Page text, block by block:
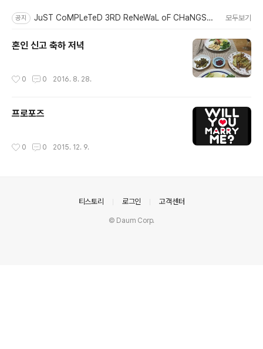
공지 JuST CoMPLeTeD 3RD ReNeWaL oF CHaNGSToRy 모두보기
혼인 신고 축하 저녁
0 0 2016. 8. 28.
프로포즈
0 0 2015. 12. 9.
티스토리 로그인 고객센터
© Daum Corp.